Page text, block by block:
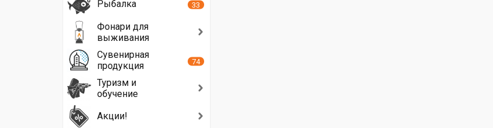
Рыбалка
33
Фонари для
выживания
Сувенирная
продукция
74
Туризм и
обучение
Акции!